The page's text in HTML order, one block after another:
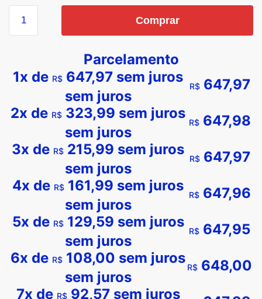
Comprar
Parcelamento
1x de R$ 647,97 sem juros
sem juros
R$647,97
2x de R$ 323,99 sem juros
sem juros
R$647,98
3x de R$ 215,99 sem juros
sem juros
R$647,97
4x de R$ 161,99 sem juros
sem juros
R$647,96
5x de R$129,59 sem juros
sem juros
R$ 647,95
6x de R$ 108,00 sem juros
sem juros
R$ 648,00
7x de R$92,57sem juros